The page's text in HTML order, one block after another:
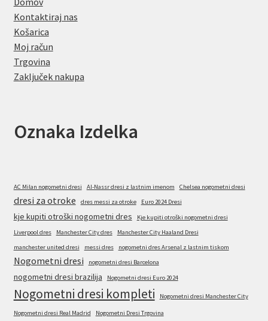
Kontaktiraj nas
Košarica
Moj račun
Trgovina
Zaključek nakupa
Oznaka Izdelka
AC Milan nogometni dresi Al-Nassr dresi z lastnim imenom Chelsea nogometni dresi
dresi za otroke dres messi za otroke Euro 2024 Dresi
kje kupiti otroški nogometni dres
Kje kupiti otroški nogometni dresi
Liverpool dres
Manchester City dres
Manchester City Haaland Dresi
manchester united dresi
messi dres nogometni dres Arsenal z lastnim tiskom
Nogometni dresi nogometni dresi Barcelona
nogometni dresi brazilija Nogometni dresi Euro 2024
Nogometni dresi kompleti Nogometni dresi Manchester City
Nogometni dresi Real Madrid Nogometni Dresi Trgovina